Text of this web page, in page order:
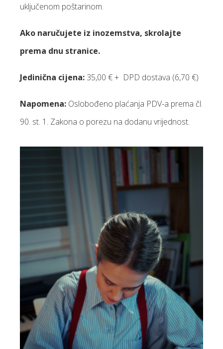
uključenom poštarinom.
Ako naručujete iz inozemstva, skrolajte
prema dnu stranice.
Jedinična cijena: 35,00 € + DPD dostava (6,70 €)
Napomena: Oslobođeno plaćanja PDV-a prema čl.
90. st. 1. Zakona o porezu na dodanu vrijednost.